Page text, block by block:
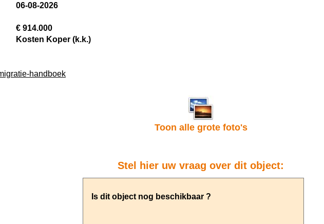
06-08-2026
€ 914.000
Kosten Koper (k.k.)
handboek
Toon alle grote foto's
Stel hier uw vraag over dit object: